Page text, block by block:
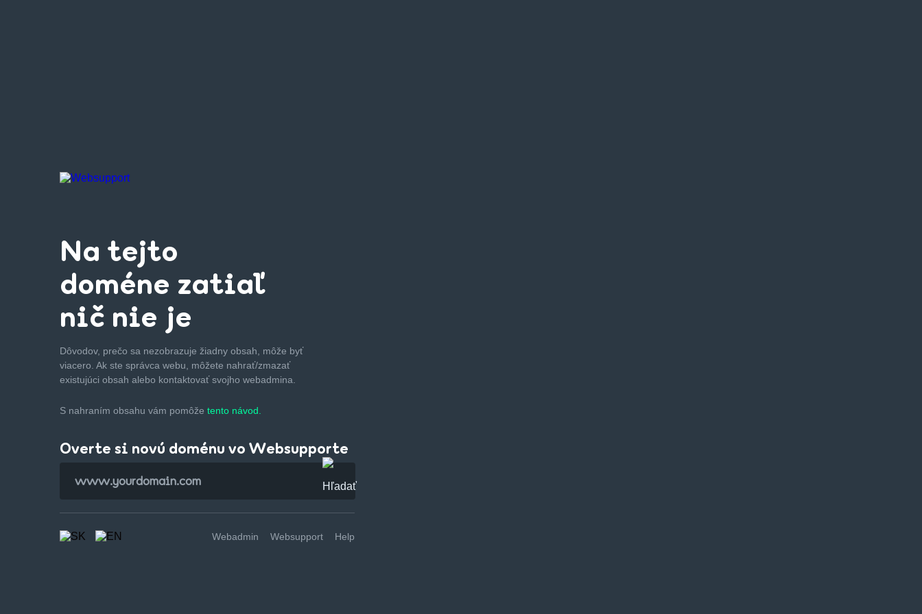
Na tejto
doméne zatiaľ
nič nie je
Dôvodov, prečo sa nezobrazuje žiadny obsah, môže byť
viacero. Ak ste správca webu, môžete nahrať/zmazať
existujúci obsah alebo kontaktovať svojho webadmina.
S nahraním obsahu vám pomôže tento návod.
Overte si novú doménu vo Websupporte
Webadmin Websupport Help